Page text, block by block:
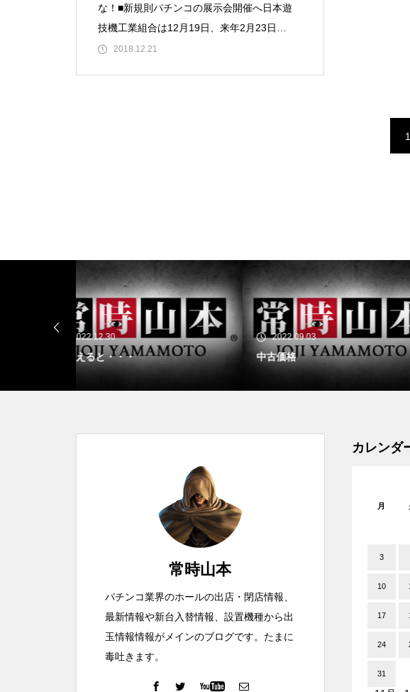
工事中
グランドクローズ
グランドクローズ
な！■新規則パチンコの展示会開催へ日本遊
技機工業組合は12月19日、来年2月23日
（土）と24日（日）の2日間、
2018.12.21
1
2022.09.03
中古価格
2022.09.02
スマスロ納期決定
常時山本
パチンコ業界のホールの出店・閉店情報、
最新情報や新台入替情報、設置機種から出
玉情報情報がメインのブログです。たまに
毒吐きます。
カレンダ
月
3
10
17
24
31